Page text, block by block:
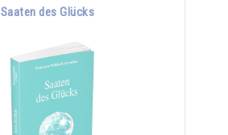
Saaten des Glücks